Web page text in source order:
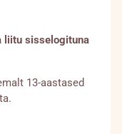
liitu sisselogituna
13-aastased